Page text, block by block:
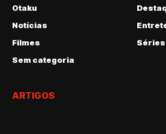
Otaku
Notícias
Filmes
Séries
Sem categoria
ARTIGOS